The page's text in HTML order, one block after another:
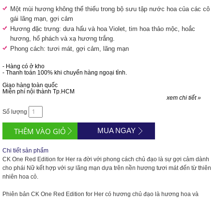
Một mùi hương không thể thiếu trong bộ sưu tập nước hoa của các cô
gái lãng mạn, gợi cảm
Hương đặc trưng: dưa hấu và hoa Violet, tim hoa thảo mộc, hoắc
hương, hổ phách và xạ hương trắng.
Phong cách: tươi mát, gợi cảm, lãng mạn
- Hàng có ở kho
- Thanh toán 100% khi chuyển hàng ngoại tỉnh.
Giao hàng toàn quốc
Miễn phí nội thành Tp.HCM
xem chi tiết »
Số lượng
MUA NGAY
Chi tiết sản phẩm
CK One Red Edition for Her ra đời với phong cách chủ đạo là sự gợi cảm dành
cho phái Nữ kết hợp với sự lãng mạn dựa trên nền hương tươi mát đến từ thiên
nhiên hoa cỏ.
Phiên bản CK One Red Edition for Her có hương chủ đạo là hương hoa và